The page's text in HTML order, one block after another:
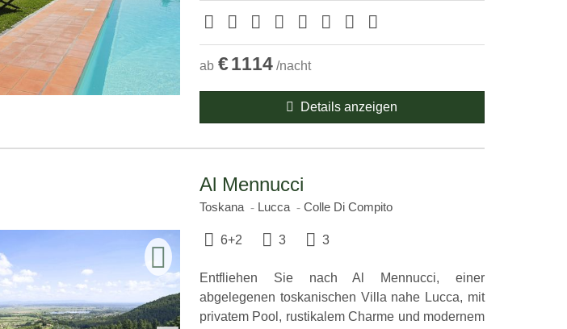
ab €1114 /nacht
Details anzeigen
Al Mennucci
Toskana Lucca Colle Di Compito
6+2 3 3
Entfliehen Sie nach Al Mennucci, einer
abgelegenen toskanischen Villa nahe Lucca, mit
privatem Pool, rustikalem Charme und modernem